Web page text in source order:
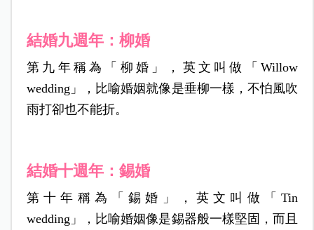
結婚九週年：柳婚
第九年稱為「柳婚」，英文叫做「Willow
wedding」，比喻婚姻就像是垂柳一樣，不怕風吹
雨打卻也不能折。
結婚十週年：錫婚
第十年稱為「錫婚」，英文叫做「Tin
wedding」，比喻婚姻像是錫器般一樣堅固，而且